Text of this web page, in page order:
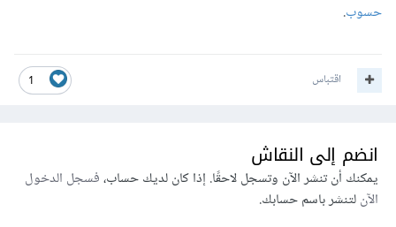
حسوب.
1 اقتباس
انضم إلى النقاش
يمكنك أن تنشر الآن وتسجل لاحقًا. إذا كان لديك حساب،فسجل الدخول
الآنلتنشر باسم حسابك.